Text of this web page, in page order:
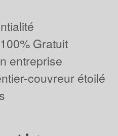
Gratuit
entreprise
couvreur étoilé